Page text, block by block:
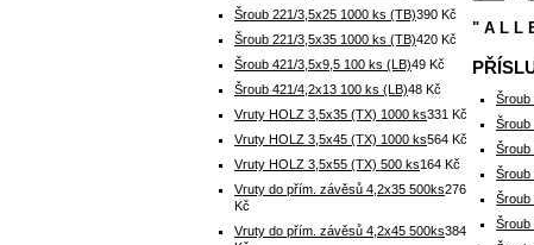
Šroub
Šroub
Šroub
Šroub
Šroub
Šroub
" A L L
Šroub 221/3,5x25 1000 ks (TB)390 Kč
Šroub 221/3,5x35 1000 ks (TB)420 Kč
Šroub 421/3,5x9,5 100 ks (LB)49 Kč
Šroub 421/4,2x13 100 ks (LB)48 Kč
Vruty HOLZ 3,5x35 (TX) 1000 ks331 Kč
Vruty HOLZ 3,5x45 (TX) 1000 ks564 Kč
Vruty HOLZ 3,5x55 (TX) 500 ks164 Kč
Vruty do přím. závěsů 4,2x35 500ks276
Kč
Vruty do přím. závěsů 4,2x45 500ks384